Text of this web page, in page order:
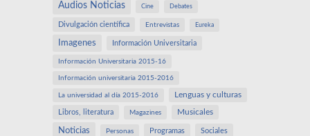
Audios Noticias Cine Debates
Divulgación científica Entrevistas Eureka
Imagenes Información Universitaria
Información Universitaria 2015-16
Información universitaria 2015-2016
La universidad al día 2015-2016 Lenguas y culturas
Libros, literatura Magazines Musicales
Noticias Personas Programas Sociales